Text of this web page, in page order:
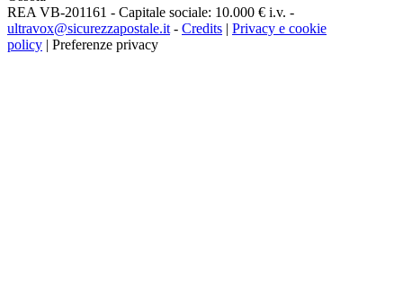
REA VB-201161 - Capitale sociale: 10.000 € i.v. -
ultravox@sicurezzapostale.it - Credits | Privacy e cookie
policy | Preferenze privacy